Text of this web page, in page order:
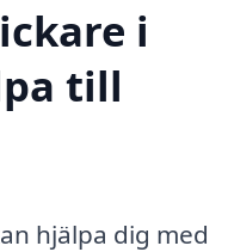
i
till
hjälpa dig med